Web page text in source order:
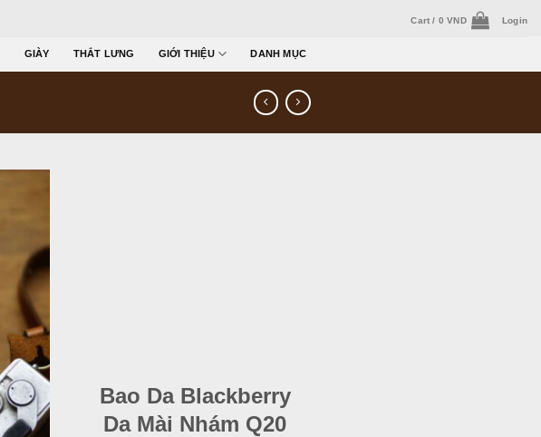
Cart / 0VND Login
GIÀY THẮT LƯNG GIỚI THIỆU DANH MỤC
Bao Da Blackberry
Da Mài Nhám Q20